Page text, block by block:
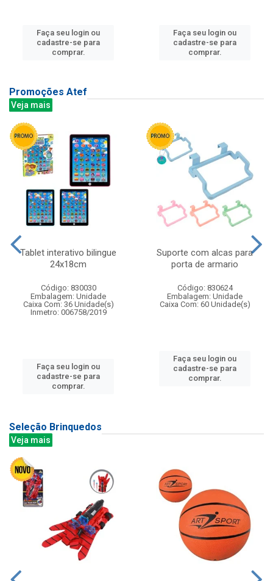
Faça seu login ou
cadastre-se para
comprar.
Faça seu login ou
cadastre-se para
comprar.
Promoções Atef
Veja mais
Tablet interativo bilingue
24x18cm
Código: 830030
Embalagem: Unidade
Caixa Com: 36 Unidade(s)
Inmetro: 006758/2019
Faça seu login ou
cadastre-se para
comprar.
Suporte com alcas para
porta de armario
Código: 830624
Embalagem: Unidade
Caixa Com: 60 Unidade(s)
Faça seu login ou
cadastre-se para
comprar.
Seleção Brinquedos
Veja mais